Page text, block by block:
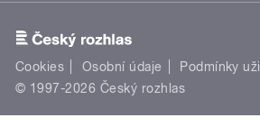
Cookies Osobní údaje Podmínky
© 1997-2026 Český rozhlas